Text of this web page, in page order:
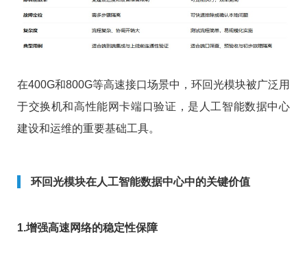
在400G和800G等高速接口场景中，环回光模块被广泛用
于交换机和高性能网卡端口验证，是人工智能数据中心
建设和运维的重要基础工具。
环回光模块在人工智能数据中心中的关键价值
1.增强高速网络的稳定性保障